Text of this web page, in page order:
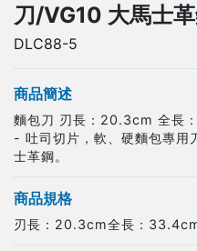
刀/VG10 大馬士
DLC88-5
商品簡述
麵包刀 刃長：20.3cm 全長
- 吐司切片，軟、硬麵包專
士革鋼。
商品規格
刃長：20.3cm全長：